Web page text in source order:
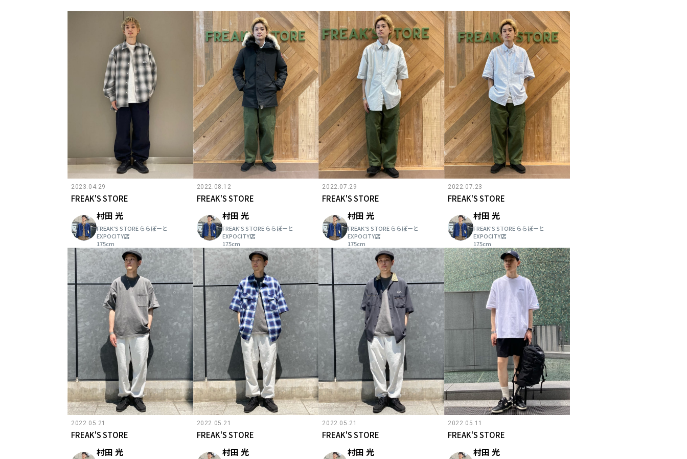
2023.04.29
FREAK'S STORE
村田 光
FREAK'S STORE ららぽーと
EXPOCITY店
175cm
2022.08.12
FREAK'S STORE
村田 光
FREAK'S STORE ららぽーと
EXPOCITY店
175cm
2022.07.29
FREAK'S STORE
村田 光
FREAK'S STORE ららぽーと
EXPOCITY店
175cm
2022.07.23
FREAK'S STORE
村田 光
FREAK'S STORE ららぽーと
EXPOCITY店
175cm
2022.05.21
FREAK'S STORE
村田 光
2022.05.21
FREAK'S STORE
村田 光
2022.05.21
FREAK'S STORE
村田 光
2022.05.11
FREAK'S STORE
村田 光